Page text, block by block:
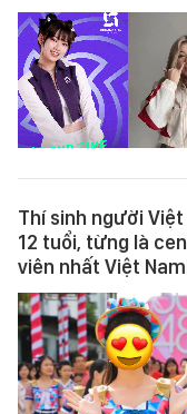
Thí sinh người
12 tuổi, từng là
viên nhất Việt